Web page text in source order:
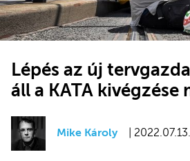
Lépés az új
áll a KATA kivégzése
Mike Károly | 2022.07.13.